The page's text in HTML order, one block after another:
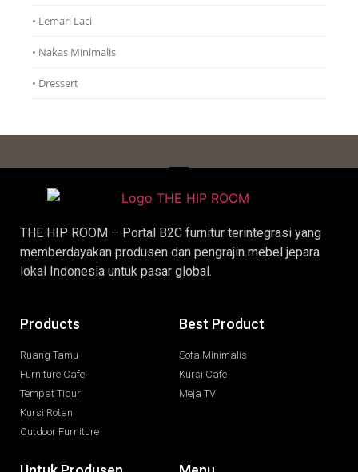
• Lemari Laci
• Nakas Minimalis
• Dressert
THE HIP ROOM – Portal B2C furnitur terintegrasi yang
memberdayakan produsen dan pengrajin mebel jepara
lokal Indonesia untuk pasar global.
Products
Ruang Tamu
Furniture Cafe
Tempat Tidur
Kursi Rotan
Outdoor Furniture
Best Product
Sofa Minimalis
Kursi Cafe
Meja TV